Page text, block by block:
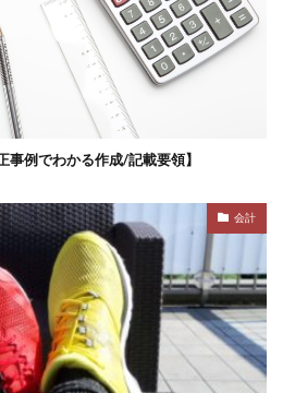
例でわかる作成/記載要領】
会計